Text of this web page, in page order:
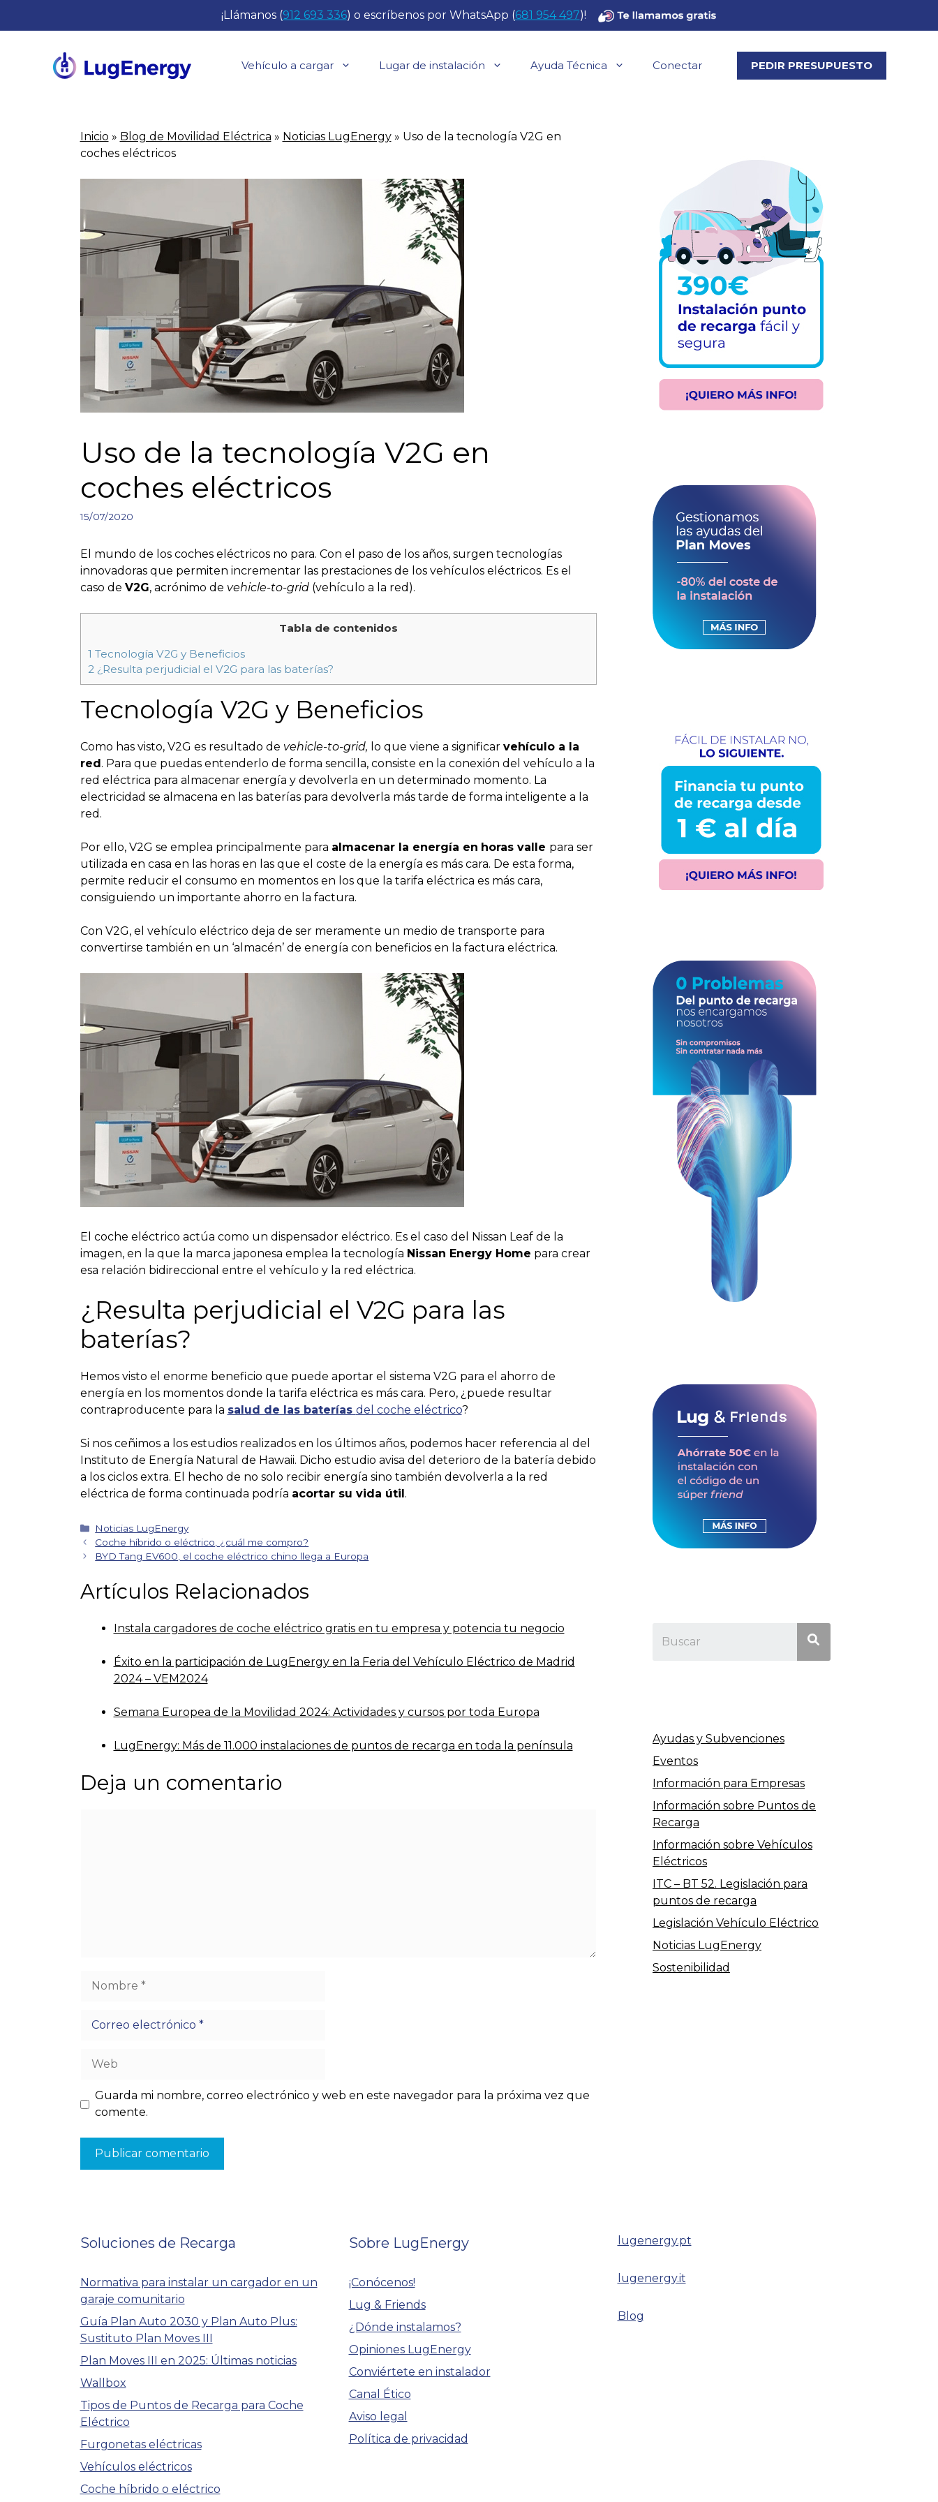
¡Llámanos (912 693 336) o escríbenos por WhatsApp (681 954 497)!
Vehículo a cargar Lugar de instalación Ayuda Técnica Conectar PEDIR PRESUPUESTO
Inicio » Blog de Movilidad Eléctrica » Noticias LugEnergy» Uso de la tecnología V2G en
coches eléctricos
Uso de la tecnología V2G en
coches eléctricos
15/07/2020
El mundo de los coches eléctricos no para. Con el paso de los años, surgen tecnologías
innovadoras que permiten incrementar las prestaciones de los vehículos eléctricos. Es el
caso de V2G, acrónimo de vehicle-to-grid(vehículo a la red).
Tabla de contenidos
1 Tecnología V2G y Beneficios
2¿Resulta perjudicial el V2G para las baterías?
Tecnología V2G y Beneficios
Como has visto, V2G es resultado de vehicle-to-grid, lo que viene a significar vehículo a la
red. Para que puedas entenderlo de forma sencilla, consiste en la conexión del vehículo a la
red eléctrica para almacenar energía y devolverla en un determinado momento. La
electricidad se almacena en las baterías para devolverla más tarde de forma inteligente a la
red.
Por ello, V2G se emplea principalmente para almacenar la energía en horas valle para ser
utilizada en casa en las horas en las que el coste de la energía es más cara. De esta forma,
permite reducir el consumo en momentos en los que la tarifa eléctrica es más cara,
consiguiendo un importante ahorro en la factura.
Con V2G, el vehículo eléctrico deja de ser meramente un medio de transporte para
convertirse también en un ‘almacén’ de energía con beneficios en la factura eléctrica.
El coche eléctrico actúa como un dispensador eléctrico. Es el caso del Nissan Leaf de la
imagen, en la que la marca japonesa emplea la tecnología Nissan Energy Home para crear
esa relación bidireccional entre el vehículo y la red eléctrica.
¿Resulta perjudicial el V2G para las
baterías?
Hemos visto el enorme beneficio que puede aportar el sistema V2G para el ahorro de
energía en los momentos donde la tarifa eléctrica es más cara. Pero, ¿puede resultar
contraproducente para la salud de las baterías del coche eléctrico?
Si nos ceñimos a los estudios realizados en los últimos años, podemos hacer referencia al del
Instituto de Energía Natural de Hawaii. Dicho estudio avisa del deterioro de la batería debido
a los ciclos extra. El hecho de no solo recibir energía sino también devolverla a la red
eléctrica de forma continuada podría acortar su vida útil.
Categorías
Noticias LugEnergy
Navegación
de
Coche híbrido o eléctrico, ¿cuál me compro?
BYD Tang EV600, el coche eléctrico chino llega a Europa
Artículos Relacionados
Instala cargadores de coche eléctrico gratis en tu empresa y potencia tu negocio
Éxito en la participación de LugEnergy en la Feria del Vehículo Eléctrico de Madrid
2024 – VEM2024
Semana Europea de la Movilidad 2024: Actividades y cursos por toda Europa
LugEnergy: Más de 11.000 instalaciones de puntos de recarga en toda la península
Deja un comentario
Nombre
Guarda mi nombre, correo electrónico y web en este navegador para la próxima vez que
comente.
Ayudas y Subvenciones
Eventos
Información para Empresas
Información sobre Puntos de
Recarga
Información sobre Vehículos
Eléctricos
ITC – BT 52. Legislación para
puntos de recarga
Legislación Vehículo Eléctrico
Noticias LugEnergy
Sostenibilidad
Soluciones de Recarga
Normativa para instalar un cargador en un
garaje comunitario
Guía Plan Auto 2030 y Plan Auto Plus:
Sustituto Plan Moves III
Plan Moves III en 2025: Últimas noticias
Wallbox
Tipos de Puntos de Recarga para Coche
Eléctrico
Furgonetas eléctricas
Vehículos eléctricos
Coche híbrido o eléctrico
Sobre LugEnergy
¡Conócenos!
Lug & Friends
¿Dónde instalamos?
Opiniones LugEnergy
Conviértete en instalador
Canal Ético
Aviso legal
Política de privacidad
lugenergy.pt
lugenergy.it
Blog